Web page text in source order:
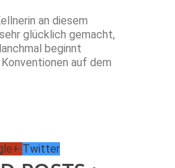
an diesem
glücklich gemacht,
beginnt
auf dem
Twitter